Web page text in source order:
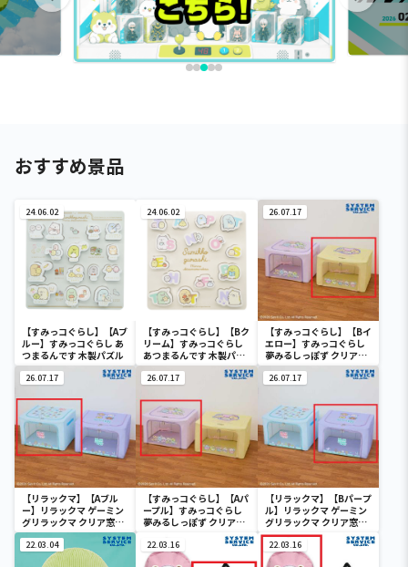
おすすめ景品
24.06.02
【すみっコぐらし】【Aブ
ルー】すみっコぐらし あ
つまるんです 木製パズル
24.06.02
【すみっコぐらし】【Bク
リーム】すみっコぐらし
あつまるんです 木製パズ
ル
26.07.17
【すみっコぐらし】【Bイ
エロー】すみっコぐらし
夢みるしっぽず クリア窓
付き収納ボックス
26.07.17
【リラックマ】【Aブル
ー】リラックマ ゲーミン
グリラックマ クリア窓付
き収納ボックス
26.07.17
【すみっコぐらし】【Aパ
ープル】すみっコぐらし
夢みるしっぽず クリア窓
26.07.17
【リラックマ】【Bパープ
ル】リラックマ ゲーミン
グリラックマ クリア窓付
き収納ボックス
22.03.04 22.03.16 22.03.16